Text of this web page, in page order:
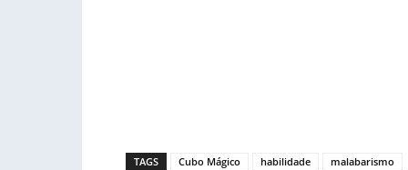
TAGS Cubo Mágico habilidade malabarismo